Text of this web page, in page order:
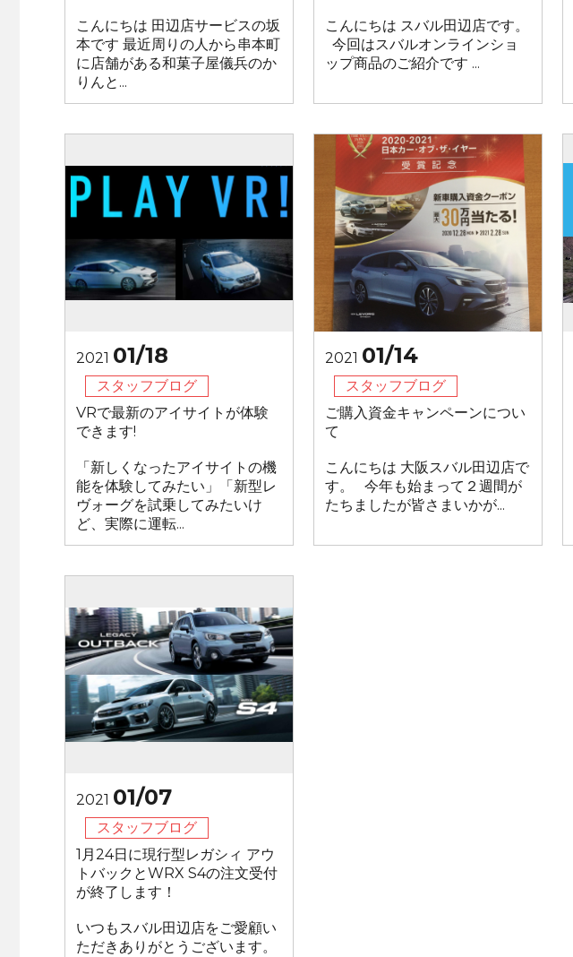
こんにちは 田辺店サービスの坂
本です 最近周りの人から串本町
に店舗がある和菓子屋儀兵のか
りんと...
こんにちは スバル田辺店です。
今回はスバルオンラインショ
ップ商品のご紹介です ...
2021 01/18
スタッフブログ
VRで最新のアイサイトが体験
できます!
「新しくなったアイサイトの機
能を体験してみたい」「新型レ
ヴォーグを試乗してみたいけ
ど、実際に運転...
2021 01/14
スタッフブログ
ご購入資金キャンペーンについ
て
こんにちは 大阪スバル田辺店で
す。 今年も始まって２週間が
たちましたが皆さまいかが...
2021 01/07
スタッフブログ
1月24日に現行型レガシィ アウ
トバックとWRX S4の注文受付
が終了します！
いつもスバル田辺店をご愛顧い
ただきありがとうございます。